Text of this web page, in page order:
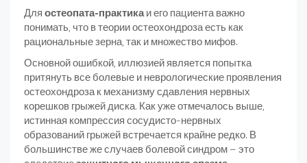
Дляостеопата-практикаи его пациента важно
понимать, что в теории остеохондроза есть как
рациональные зерна, так и множество мифов.
Основной ошибкой, иллюзией является попытка
притянуть все болевые и неврологические проявления
остеохондроза к механизму сдавления нервных
корешков грыжей диска. Как уже отмечалось выше,
истинная компрессия сосудисто-нервных
образований грыжей встречается крайне редко. В
большинстве же случаев болевой синдром – это